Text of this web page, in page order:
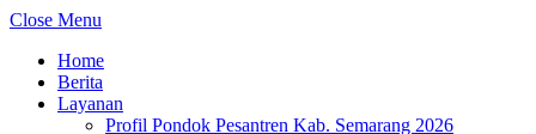
Close Menu
Home
Berita
Layanan
Profil Pondok Pesantren Kab. Semarang 2026